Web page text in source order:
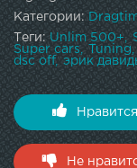
Категории:
Теги: Unlim 500+
Super cars
Tuning
dsc off
эрик
Нравится
Не